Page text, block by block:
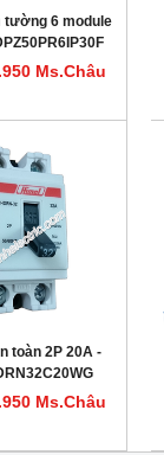
tường 6 module
Ms.Châu
toàn 2P 20A -
Ms.Châu